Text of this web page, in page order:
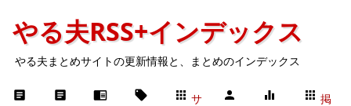
やる夫RSS+インデックス
やる夫まとめサイトの更新情報と、まとめのインデックス
サ
掲